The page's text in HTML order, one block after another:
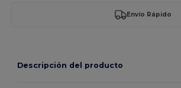
Envío Rápido
Descripción del producto